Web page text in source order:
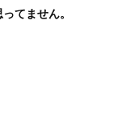
てません。